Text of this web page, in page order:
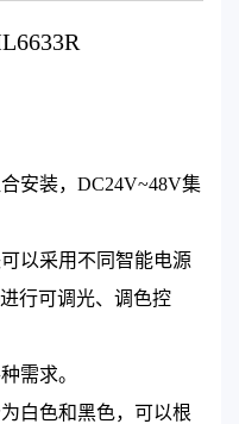
安装，DC24V~48V集
以采用不同智能电源
行可调光、调色控
需求。
白色和黑色，可以根